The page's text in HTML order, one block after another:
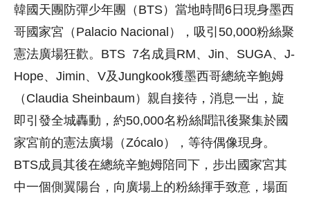
韓國天團防彈少年團（BTS）當地時間6日現身墨西
哥國家宮（Palacio Nacional），吸引50,000粉絲聚
憲法廣場狂歡。BTS 7名成員RM、Jin、SUGA、J-
Hope、Jimin、V及Jungkook獲墨西哥總統辛鮑姆
（Claudia Sheinbaum）親自接待，消息一出，旋
即引發全城轟動，約50,000名粉絲聞訊後聚集於國
家宮前的憲法廣場（Zócalo），等待偶像現身。
BTS成員其後在總統辛鮑姆陪同下，步出國家宮其
中一個側翼陽台，向廣場上的粉絲揮手致意，場面